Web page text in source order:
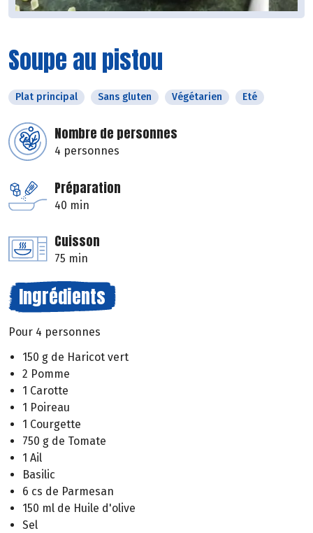
Soupe au pistou
Plat principal Sans gluten Végétarien Eté
Nombre de personnes
4 personnes
Préparation
40 min
Cuisson
75 min
Ingrédients
Pour 4 personnes
150 g de Haricot vert
2 Pomme
1 Carotte
1 Poireau
1 Courgette
750 g de Tomate
1 Ail
Basilic
6 cs de Parmesan
150 ml de Huile d'olive
Sel